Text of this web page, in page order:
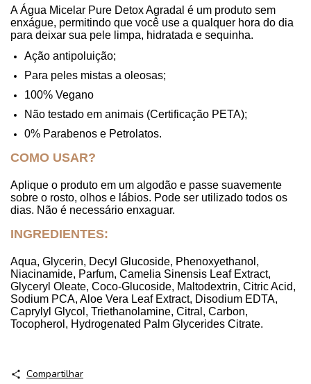
A Água Micelar Pure Detox Agradal é um produto sem
enxágue, permitindo que você use a qualquer hora do dia
para deixar sua pele limpa, hidratada e sequinha.
Ação antipoluição;
Para peles mistas a oleosas;
100% Vegano
Não testado em animais (Certificação PETA);
0% Parabenos e Petrolatos.
COMO USAR?
Aplique o produto em um algodão e passe suavemente
sobre o rosto, olhos e lábios. Pode ser utilizado todos os
dias. Não é necessário enxaguar.
INGREDIENTES:
Aqua, Glycerin, Decyl Glucoside, Phenoxyethanol,
Niacinamide, Parfum, Camelia Sinensis Leaf Extract,
Glyceryl Oleate, Coco-Glucoside, Maltodextrin, Citric Acid,
Sodium PCA, Aloe Vera Leaf Extract, Disodium EDTA,
Caprylyl Glycol, Triethanolamine, Citral, Carbon,
Tocopherol, Hydrogenated Palm Glycerides Citrate.
Compartilhar